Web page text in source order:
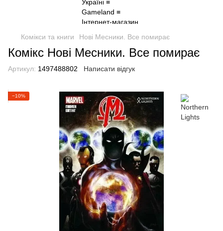
Комікси та книги Нові Месники. Все помирає
Комікс Нові Месники. Все помирає
Артикул: 1497488802 Написати відгук
−10%